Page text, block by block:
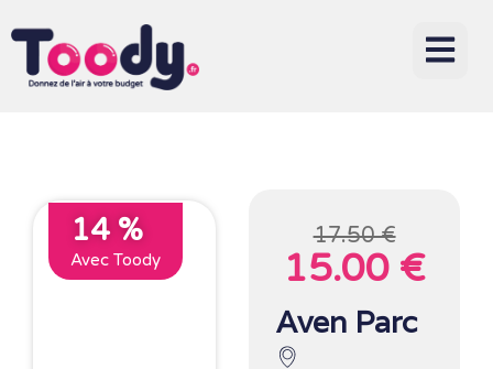
14 %
Avec Toody
17.50 €
15.00 €
Aven Parc